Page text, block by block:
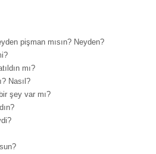
pişman mısın? Neyden?
mı?
Nasıl?
şey var mı?